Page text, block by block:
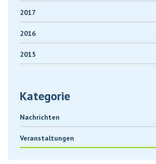
2017
2016
2015
Kategorie
Nachrichten
Veranstaltungen